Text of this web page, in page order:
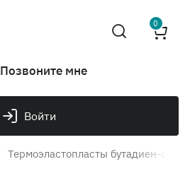
0
Позвоните мне
Войти
Термоэластопласты бутадиен-